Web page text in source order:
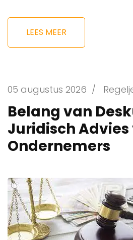
LEES MEER
05 augustus 2026 /
Belang van
Juridisch Advies
Ondernemers